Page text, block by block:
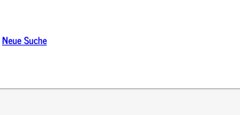
Neue Suche